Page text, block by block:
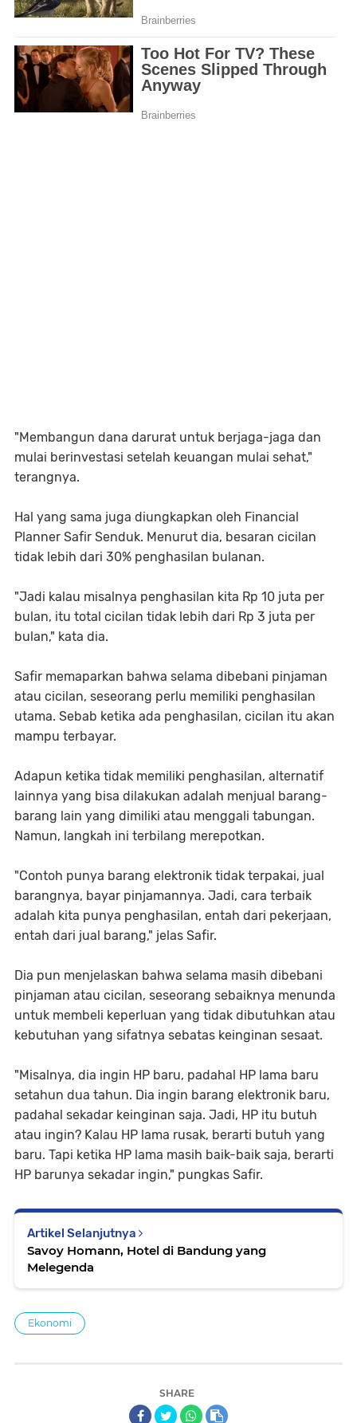
"Membangun dana darurat untuk berjaga-jaga dan
mulai berinvestasi setelah keuangan mulai sehat,"
terangnya.
Hal yang sama juga diungkapkan oleh Financial
Planner Safir Senduk. Menurut dia, besaran cicilan
tidak lebih dari 30% penghasilan bulanan.
"Jadi kalau misalnya penghasilan kita Rp 10 juta per
bulan, itu total cicilan tidak lebih dari Rp 3 juta per
bulan," kata dia.
Safir memaparkan bahwa selama dibebani pinjaman
atau cicilan, seseorang perlu memiliki penghasilan
utama. Sebab ketika ada penghasilan, cicilan itu akan
mampu terbayar.
Adapun ketika tidak memiliki penghasilan, alternatif
lainnya yang bisa dilakukan adalah menjual barang-
barang lain yang dimiliki atau menggali tabungan.
Namun, langkah ini terbilang merepotkan.
"Contoh punya barang elektronik tidak terpakai, jual
barangnya, bayar pinjamannya. Jadi, cara terbaik
adalah kita punya penghasilan, entah dari pekerjaan,
entah dari jual barang," jelas Safir.
Dia pun menjelaskan bahwa selama masih dibebani
pinjaman atau cicilan, seseorang sebaiknya menunda
untuk membeli keperluan yang tidak dibutuhkan atau
kebutuhan yang sifatnya sebatas keinginan sesaat.
"Misalnya, dia ingin HP baru, padahal HP lama baru
setahun dua tahun. Dia ingin barang elektronik baru,
padahal sekadar keinginan saja. Jadi, HP itu butuh
atau ingin? Kalau HP lama rusak, berarti butuh yang
baru. Tapi ketika HP lama masih baik-baik saja, berarti
HP barunya sekadar ingin," pungkas Safir.
Artikel Selanjutnya
Savoy Homann, Hotel di Bandung yang
Melegenda
Ekonomi
SHARE